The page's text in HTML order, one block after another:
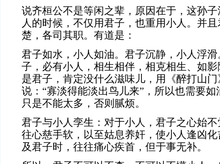
说齐桓公不是等闲之辈，原因在于，这孙子
人的时候，不仅用君子，也重用小人。并
楚，各司其职。有道是：
君子如水，小人如油。君子沉静，小人浮
子，必有小人，相生相伴，相克相生、如
是君子，肯定没什么滋味儿，用《醉打山
说：“寡淡得能淡出鸟儿来”，所以也需要
只是不能太多，否则腻烦。
君子与小人孪生：对于小人，君子之心始
往心慈手软，以至姑息养奸，使小人逢凶
及君子时，往往痛心疾首，但于事无补。